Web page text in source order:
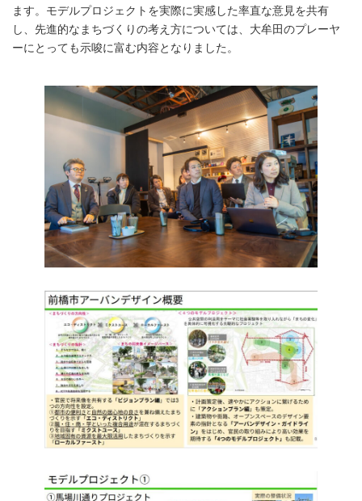
ます。モデルプロジェクトを実際に実感した率直な意見を共有
し、先進的なまちづくりの考え方については、大牟田のプレーヤ
ーにとっても示唆に富む内容となりました。